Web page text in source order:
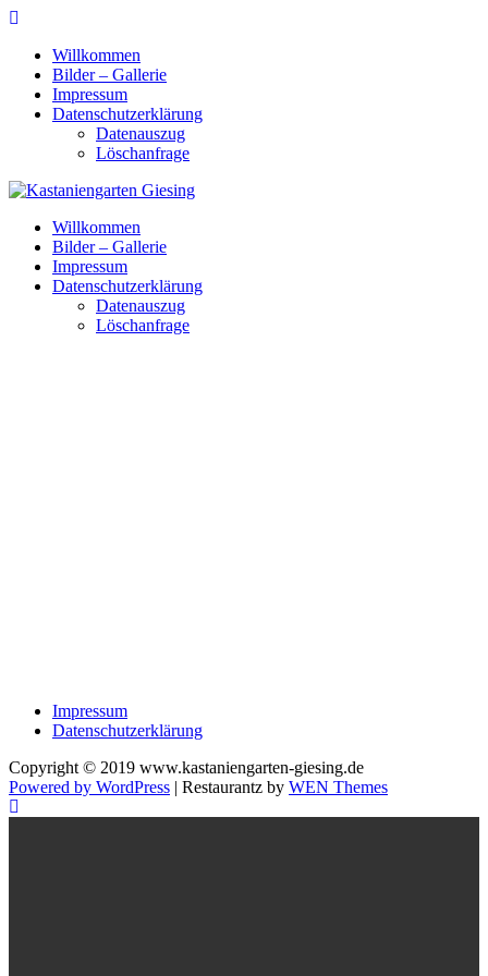
Skip
contentWillkommen
Bilder – Gallerie
Impressum
Datenschutzerklärung
Datenauszug
Löschanfrage
Willkommen
Bilder – Gallerie
Impressum
Datenschutzerklärung
Datenauszug
Löschanfrage
Impressum
Datenschutzerklärung
Copyright © 2019 www.kastaniengarten-giesing.de
Powered by WordPress | Restaurantz by WEN Themes